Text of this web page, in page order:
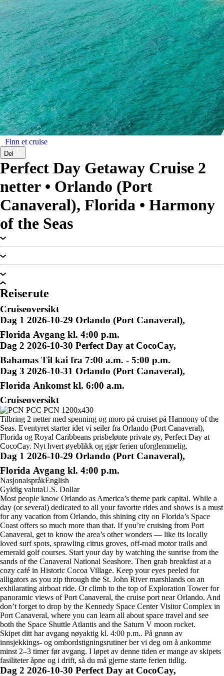
Finn et cruise
Del
Perfect Day Getaway Cruise 2
netter • Orlando (Port
Canaveral), Florida • Harmony
of the Seas
Reiserute
Cruiseoversikt
Dag 1 2026-10-29 Orlando (Port Canaveral),
Florida Avgang kl. 4:00 p.m.
Dag 2 2026-10-30 Perfect Day at CocoCay,
Bahamas Til kai fra 7:00 a.m. - 5:00 p.m.
Dag 3 2026-10-31 Orlando (Port Canaveral),
Florida Ankomst kl. 6:00 a.m.
Cruiseoversikt
Tilbring 2 netter med spenning og moro på cruiset på Harmony of the
Seas. Eventyret starter idet vi seiler fra Orlando (Port Canaveral),
Florida og Royal Caribbeans prisbelønte private øy, Perfect Day at
CocoCay. Nyt hvert øyeblikk og gjør ferien uforglemmelig.
Dag 1 2026-10-29 Orlando (Port Canaveral),
Florida Avgang kl. 4:00 p.m.
NasjonalspråkEnglish
Gyldig valutaU.S. Dollar
Most people know Orlando as America’s theme park capital. While a
day (or several) dedicated to all your favorite rides and shows is a must
for any vacation from Orlando, this shining city on Florida’s Space
Coast offers so much more than that. If you’re cruising from Port
Canaveral, get to know the area’s other wonders — like its locally
loved surf spots, sprawling citrus groves, off-road motor trails and
emerald golf courses. Start your day by watching the sunrise from the
sands of the Canaveral National Seashore. Then grab breakfast at a
cozy café in Historic Cocoa Village. Keep your eyes peeled for
alligators as you zip through the St. John River marshlands on an
exhilarating airboat ride. Or climb to the top of Exploration Tower for
panoramic views of Port Canaveral, the cruise port near Orlando. And
don’t forget to drop by the Kennedy Space Center Visitor Complex in
Port Canaveral, where you can learn all about space travel and see
both the Space Shuttle Atlantis and the Saturn V moon rocket.
Skipet ditt har avgang nøyaktig kl. 4:00 p.m.. På grunn av
innsjekkings- og ombordstigningsrutiner ber vi deg om å ankomme
minst 2–3 timer før avgang. I løpet av denne tiden er mange av skipets
fasiliteter åpne og i drift, så du må gjerne starte ferien tidlig.
Dag 2 2026-10-30 Perfect Day at CocoCay,